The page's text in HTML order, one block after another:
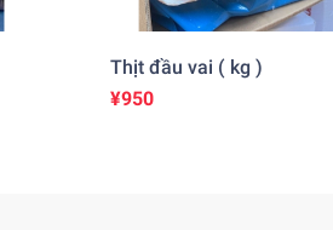
Thịt đầu vai ( kg )
¥950